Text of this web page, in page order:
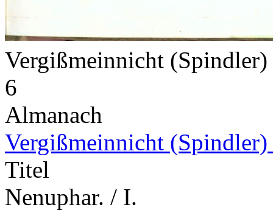
Vergißmeinnicht
6
Almanach
Vergißmeinnicht (Spindler)
Titel
Nenuphar. / I.